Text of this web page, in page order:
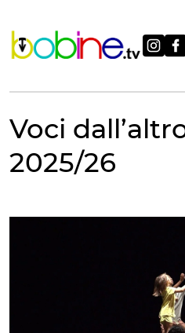
contenuto
Voci
2025/26